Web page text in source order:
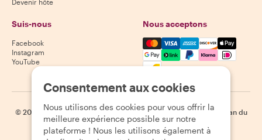
Suis-nous
Facebook
Instagram
YouTube
Nous acceptons
Mastercard, Visa, Amex,
© 2026 Withlocals.com | Politique de confidentialité | Cookies
Plan du
site
Consentement aux cookies
Nous utilisons des cookies pour vous offrir la
meilleure expérience possible sur notre
plateforme ! Nous les utilisons également à